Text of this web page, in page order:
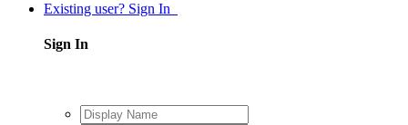
Existing user? Sign In
Sign In